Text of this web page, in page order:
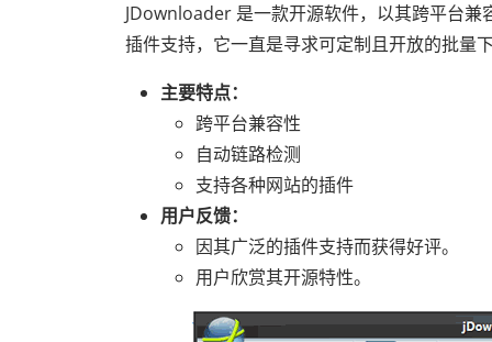
JDownloader 是一款开源软件，以其跨平台
插件支持，它一直是寻求可定制且开放的批量
主要特点：
跨平台兼容性
自动链路检测
支持各种网站的插件
用户反馈：
因其广泛的插件支持而获得好评。
用户欣赏其开源特性。